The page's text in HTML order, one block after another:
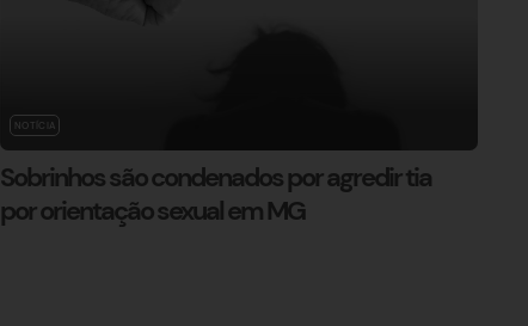
NOTÍCIA
Sobrinhos são condenados por agredir tia
por orientação sexual em MG